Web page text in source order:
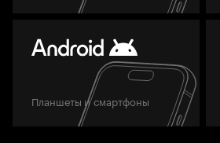
Планшеты и смартфоны